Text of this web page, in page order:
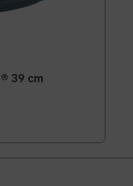
39 cm